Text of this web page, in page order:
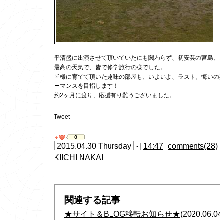
平清盛に出演させて頂いていたにも関わらず、初安芸の宮島
最高の天気で、皆で修学旅行の様でした。
皆様に育てて頂いた趣味の部屋も、いよいよ、ラスト。悔い
ーマンスを目指します！
約2ヶ月に渡り、応援有り難うございました。
Tweet
0
2015.04.30 Thursday - 14:47 comments(28)
KIICHI NAKAI
関連する記事
★サイト＆BLOG移転お知らせ★